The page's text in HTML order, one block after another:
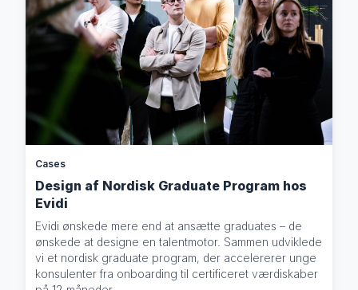
Cases
Design af Nordisk Graduate Program hos
Evidi
Evidi ønskede mere end at ansætte graduates – de
ønskede at designe en talentmotor. Sammen udviklede
vi et nordisk graduate program, der accelererer unge
konsulenter fra onboarding til certificeret værdiskaber